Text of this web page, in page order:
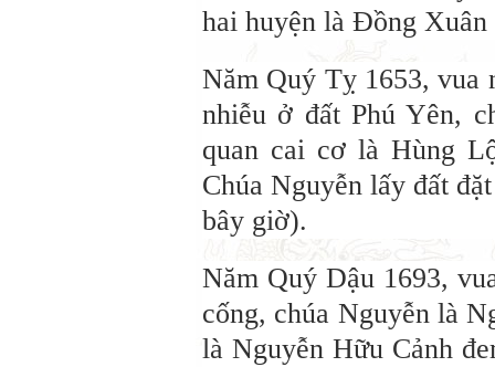
hai huyện là Đồng
Năm Quý Tỵ 1653, vua
nhiễu ở đất Phú Yên,
quan cai cơ là Hùng
Chúa Nguyễn lấy đất
bây giờ).
Năm Quý Dậu 1693,
cống, chúa Nguyễn là
là Nguyễn Hữu Cảnh